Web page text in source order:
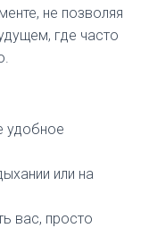
не позволяя
где часто
удобное
или на
вас, просто